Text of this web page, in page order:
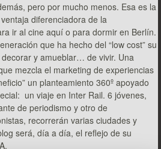
pero por mucho menos. Esa es la
diferenciadora de la
ir al cine aquí o para dormir en Berlín.
que ha hecho del “low cost” su
y amueblar… de vivir. Una
mezcla el marketing de experiencias
un planteamiento 360º apoyado
un viaje en Inter Rail. 6 jóvenes,
de periodismo y otro de
recorrerán varias ciudades y
será, día a día, el reflejo de su